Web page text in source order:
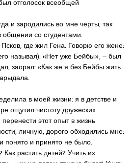
отголосок всеобщей
и зародились во мне черты, так
со студентами.
где жил Гена. Говорю его жене:
называл). «Нет уже Бейбы», ‒ был
заорал: «Как же я без Бейбы жить
в моей жизни: я в детстве и
ощутил чистоту дружеских
этот опыт в жизнь
личную, дорого обходились мне:
понято и принято не было.
растить детей? Учить их